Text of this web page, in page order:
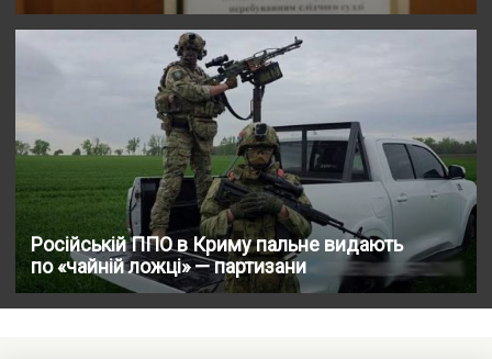
Російській ППО в Криму пальне видають
по «чайній ложці» — партизани